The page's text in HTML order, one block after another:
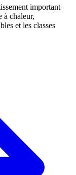
important
à chaleur,
et les classes